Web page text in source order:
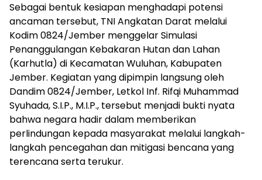
Sebagai bentuk kesiapan menghadapi potensi
ancaman tersebut, TNI Angkatan Darat melalui
Kodim 0824/Jember menggelar Simulasi
Penanggulangan Kebakaran Hutan dan Lahan
(Karhutla) di Kecamatan Wuluhan, Kabupaten
Jember. Kegiatan yang dipimpin langsung oleh
Dandim 0824/Jember, Letkol Inf. Rifqi Muhammad
Syuhada, S.I.P., M.I.P., tersebut menjadi bukti nyata
bahwa negara hadir dalam memberikan
perlindungan kepada masyarakat melalui langkah-
langkah pencegahan dan mitigasi bencana yang
terencana serta terukur.